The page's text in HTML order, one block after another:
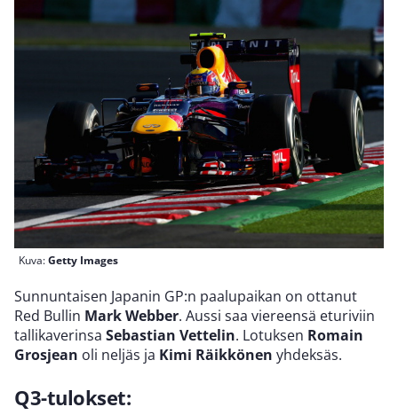
Kuva:Getty Images
Sunnuntaisen Japanin GP:n paalupaikan on ottanut
Red Bullin Mark Webber. Aussi saa viereensä eturiviin
tallikaverinsa Sebastian Vettelin. Lotuksen Romain
Grosjean oli neljäs ja Kimi Räikkönen yhdeksäs.
Q3-tulokset: